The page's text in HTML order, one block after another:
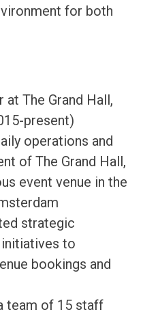
for both
at The Grand Hall,
present)
operations and
of The Grand Hall,
event venue in the
strategic
to
bookings and
team of 15 staff